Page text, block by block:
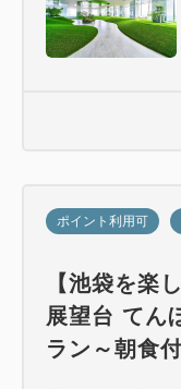
ポイント利用可
【池袋を楽
展望台 てん
ラン～朝食